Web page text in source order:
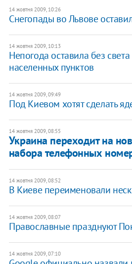
14 жовтня 2009, 10:26
Снегопады во Львове
14 жовтня 2009, 10:13
Непогода оставила без
населенных пунктов
14 жовтня 2009, 09:49
Под Киевом хотят сделать
14 жовтня 2009, 08:55
Украина переходит на
набора телефонных
14 жовтня 2009, 08:52
В Киеве переименовали
14 жовтня 2009, 08:07
Православные празднуют
14 жовтня 2009, 07:10